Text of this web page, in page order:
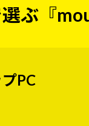
ぶ『
PC